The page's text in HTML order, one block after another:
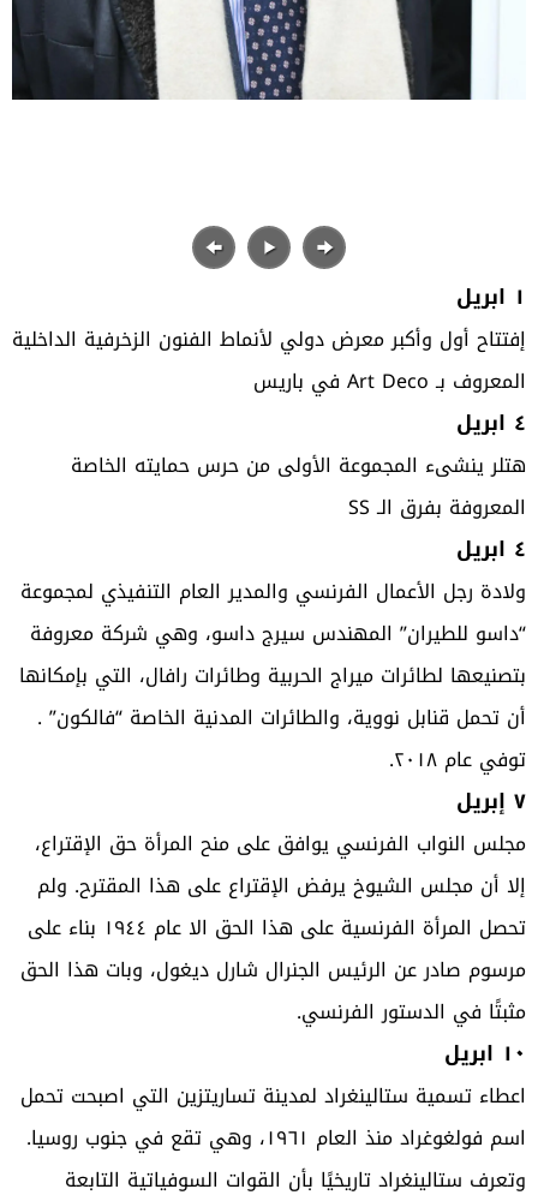
١ ابريل
إفتتاح أول وأكبر معرض دولي لأنماط الفنون الزخرفية الداخلية
المعروف بـ Art Deco في باريس
٤ ابريل
هتلر ينشىء المجموعة الأولى من حرس حمايته الخاصة
المعروفة بفرق الـ SS
٤ ابريل
ولادة رجل الأعمال الفرنسي والمدير العام التنفيذي لمجموعة
“داسو للطيران” المهندس سيرج داسو، وهي شركة معروفة
بتصنيعها لطائرات ميراج الحربية وطائرات رافال، التي بإمكانها
أن تحمل قنابل نووية، والطائرات المدنية الخاصة “فالكون” .
توفي عام ٢٠١٨.
٧ إبريل
مجلس النواب الفرنسي يوافق على منح المرأة حق الإقتراع،
إلا أن مجلس الشيوخ يرفض الإقتراع على هذا المقترح. ولم
تحصل المرأة الفرنسية على هذا الحق الا عام ١٩٤٤ بناء على
مرسوم صادر عن الرئيس الجنرال شارل ديغول، وبات هذا الحق
مثبتًا في الدستور الفرنسي.
١٠ ابريل
اعطاء تسمية ستالينغراد لمدينة تساريتزين التي اصبحت تحمل
اسم فولغوغراد منذ العام ١٩٦١، وهي تقع في جنوب روسيا.
وتعرف ستالينغراد تاريخيًا بأن القوات السوفياتية التابعة